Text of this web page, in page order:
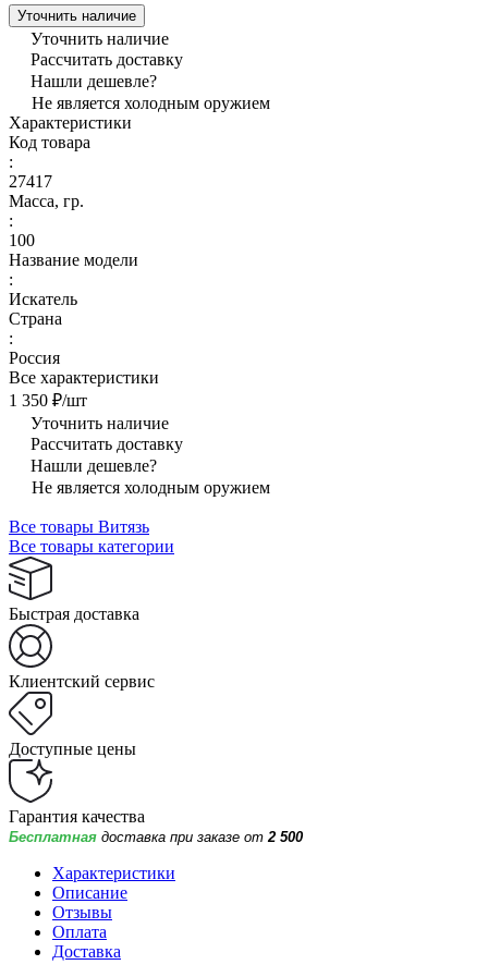
Уточнить наличие
Уточнить наличие
Рассчитать доставку
Нашли дешевле?
Не является холодным оружием
Характеристики
Код товара
:
27417
Масса, гр.
:
100
Название модели
:
Искатель
Страна
:
Россия
Все характеристики
1 350 ₽/шт
Уточнить наличие
Рассчитать доставку
Нашли дешевле?
Не является холодным оружием
Все товары Витязь
Все товары категории
Быстрая доставка
Клиентский сервис
Доступные цены
Гарантия качества
Бесплатная доставка при заказе от 2 500
Характеристики
Описание
Отзывы
Оплата
Доставка